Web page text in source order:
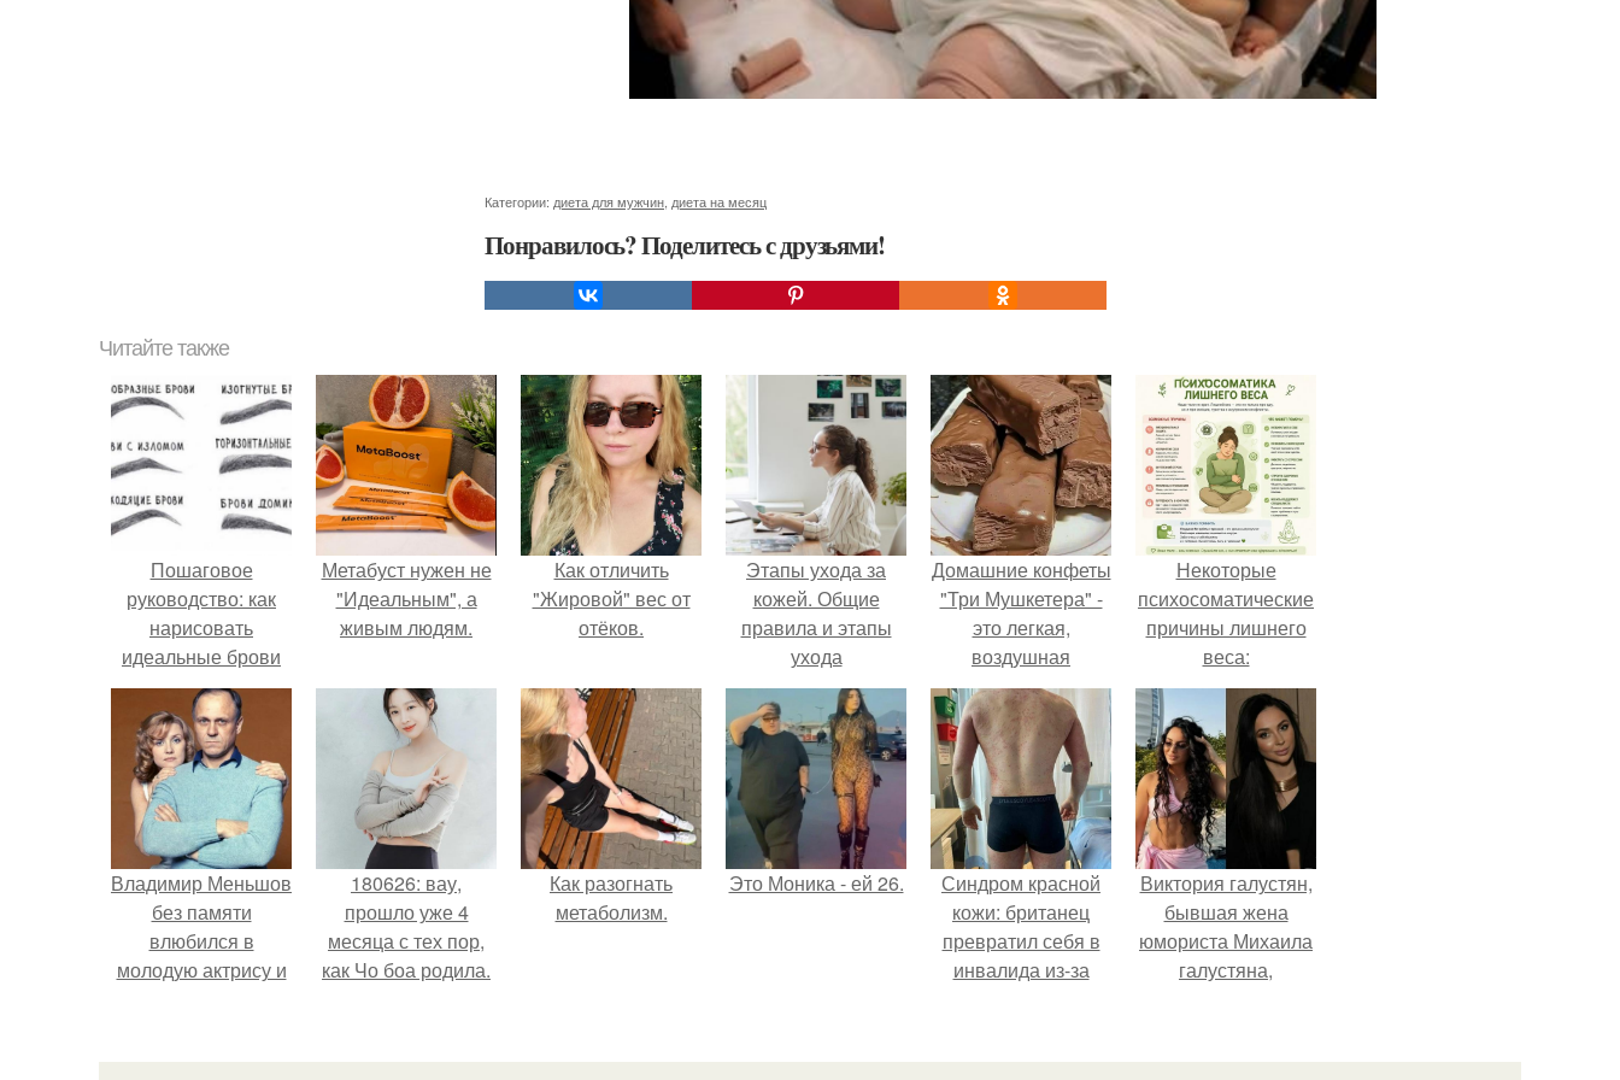
Категории: диета для мужчин, диета на месяц
Понравилось? Поделитесь с друзьями!
Читайте также
Пошаговое
руководство: как
нарисовать
идеальные брови
Метабуст нужен не
"Идеальным", а
живым людям.
Как отличить
"Жировой" вес от
отёков.
Этапы ухода за
кожей. Общие
правила и этапы
ухода
Домашние конфеты
"Три Мушкетера" -
это легкая,
воздушная
шоколадная нуга,
покрытая
молочным
шоколадом.
Некоторые
психосоматические
причины лишнего
веса:
Владимир Меньшов
без памяти
влюбился в
молодую актрису и
неё.
180626: вау,
прошло уже 4
месяца с тех пор,
как Чо боа родила.
Как разогнать
метаболизм.
Это Моника - ей 26.
Синдром красной
кожи: британец
превратил себя в
инвалида из-за
мази.
Виктория галустян,
бывшая жена
юмориста Михаила
галустяна,
последствиях